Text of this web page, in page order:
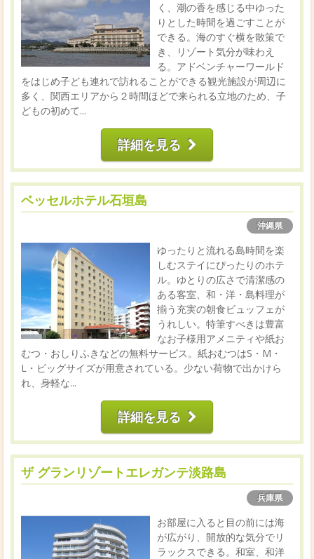
く、潮の香を感じる中ゆった
りとした時間を過ごすことが
できる。海のすぐ横を散策で
き、リゾート気分が味わえ
る。アドベンチャーワールド
をはじめ子ども連れで訪れることができる観光施設が周辺に
多く、関西エリアから２時間ほどで来られる立地のため、子
どもの初めて...
詳細を見る
ベッセルホテル石垣島
沖縄県
ゆったりと流れる島時間を楽
しむステイにぴったりのホテ
ル。ゆとりの広さで清潔感の
ある客室、和・洋・島料理が
揃う充実の朝食ビュッフェが
うれしい。特筆すべきは豊富
なお子様用アメニティや紙お
むつ・おしりふきなどの無料サービス。紙おむつはS・M・
L・ビッグサイズが用意されている。少ない荷物で出かけら
れ、身軽な...
詳細を見る
ザ グランリゾートエレガンテ淡路島
兵庫県
お部屋に入ると目の前には海
が広がり、開放的な気分でリ
ラックスできる。和室、和洋